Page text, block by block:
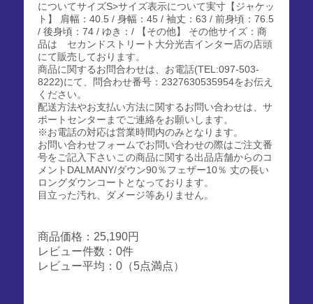
についてサイズS>サイズ表示について実寸【ジャケッ
ト】 肩幅：40.5 / 身幅：45 / 袖丈：63 / 前身頃：76.5
/ 後身頃：74 / ゆき：/ 【その他】 その他サイズ：商
品は セカンドストリート大分光吉インター店の店頭
にて販売しております。
商品に関するお問合わせは、お電話(TEL:097-503-
8222)にて、問合わせ番号：2327630535954をお伝え
ください。
配送方法やお支払い方法に関するお問い合わせは、サ
ポートセンターまでご連絡をお願いします。
※お電話の対応は営業時間内のみとなります。
お問い合わせフォームでお問い合わせの際はご注文番
号をご記入下さいこの商品に関する出品店舗からのコ
メントDALMANY/ダウン90％フェザー10％ 丈の長い
ロングダウンコートとなっております。
目立った汚れ、ダメージ等ありません。
商品価格：25,190円
レビュー件数：0件
レビュー平均：0（5点満点）